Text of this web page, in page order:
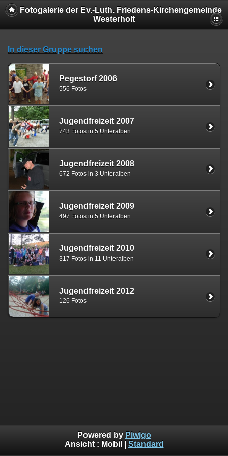
Fotogalerie der Ev.-Luth. Friedens-Kirchengemeinde
Westerholt
In dieser Gruppe suchen
Pegestorf 2006
556 Fotos
Jugendfreizeit 2007
743 Fotos in 5 Unteralben
Jugendfreizeit 2008
672 Fotos in 3 Unteralben
Jugendfreizeit 2009
497 Fotos in 5 Unteralben
Jugendfreizeit 2010
317 Fotos in 11 Unteralben
Jugendfreizeit 2012
126 Fotos
Powered by Piwigo
Ansicht : Mobil Standard